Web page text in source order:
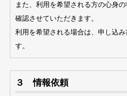
また、利用を希望される方の心身
確認させていただきます。
利用を希望される場合は、申し込
す。
３ 情報依頼